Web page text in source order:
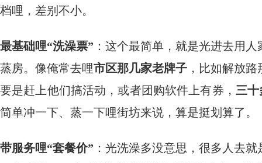
档哩，差别不小。
最基础哩“洗澡票” ：这个最简单，就是光进去用
蒸房。像俺常去哩市区那几家老牌子 ，比如解放
要是赶上他们搞活动，或者团购软件上有券， 三
简单冲一下、蒸一下哩街坊来说，算是挺划算了。
带服务哩“套餐价” ：光洗澡多没意思，很多人去就